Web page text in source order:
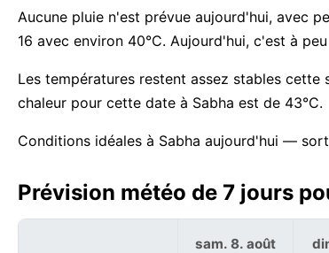
Aucune pluie n'est prévue aujourd'hui, avec
16 avec environ 40°C. Aujourd'hui, c'est à
Les températures restent assez stables
chaleur pour cette date à Sabha est de 43°C.
Conditions idéales à Sabha aujourd'hui —
Prévision météo de 7 jours
sam. 8. août